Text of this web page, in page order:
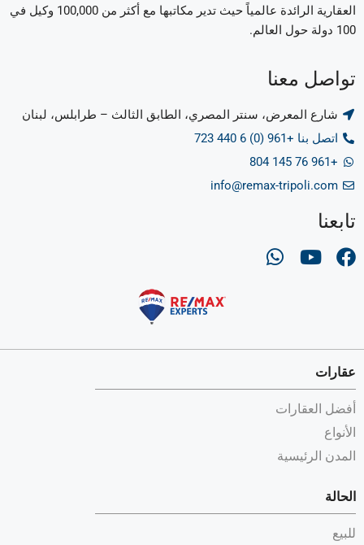
العقارية الرائدة عالمياً حيث تدير مكاتبها مع أكثر من 100,000 وكيل في
100 دولة حول العالم.
تواصل معنا
شارع المعرض، سنتر المصري، الطابق الثالث – طرابلس، لبنان
اتصل بنا +961 (0) 6 440 723
+961 76 145 804
info@remax-tripoli.com
تابعنا
عقارات
أفضل العقارات
الأنواع
المدن الرئيسية
الحالة
للبيع